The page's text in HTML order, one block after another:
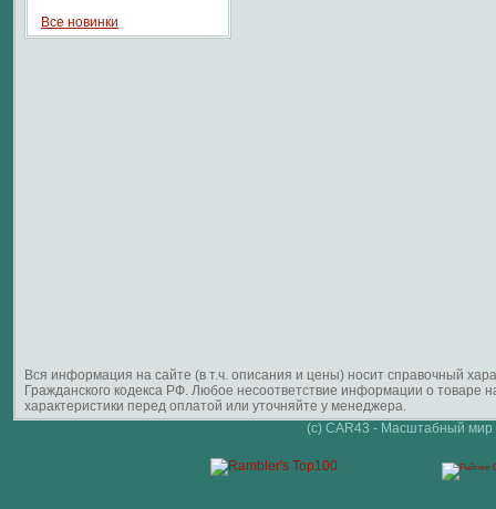
Все новинки
Вся информация на сайте (в т.ч. описания и цены) носит справочный
Гражданского кодекса РФ. Любое несоответствие информации о
характеристики перед оплатой или уточняйте у менеджера.
(c) CAR43 - Масштабный мир